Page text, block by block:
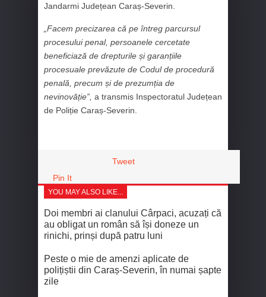
Jandarmi Județean Caraș-Severin.
„Facem precizarea că pe întreg parcursul
procesului penal, persoanele cercetate
beneficiază de drepturile și garanțiile
procesuale prevăzute de Codul de procedură
penală, precum și de prezumția de
nevinovăție”, a transmis Inspectoratul Județean
de Poliție Caraș-Severin.
Tweet
Pin It
YOU MAY ALSO LIKE...
Doi membri ai clanului Cârpaci, acuzați că
au obligat un român să își doneze un
rinichi, prinși după patru luni
Peste o mie de amenzi aplicate de
polițiștii din Caraș-Severin, în numai șapte
zile